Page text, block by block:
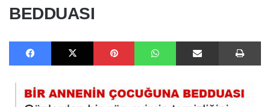
BEDDUASI
Facebook X Pinterest WhatsApp E-Posta ile paylaş